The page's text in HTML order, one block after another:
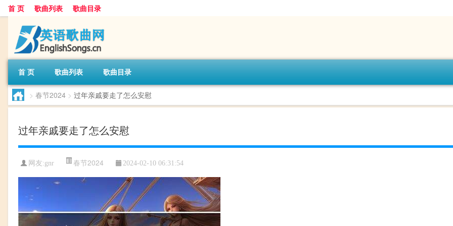
首 页 歌曲列表 歌曲目录
首 页 歌曲列表 歌曲目录
> 春节2024 > 过年亲戚要走了怎么安慰
过年亲戚要走了怎么安慰
网友:gnr 春节2024 2024-02-10 06:31:54